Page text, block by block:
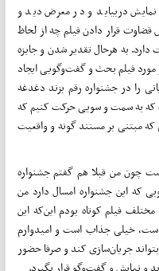
دربیاید و در معرض دید و
قرار دادن فیلم چه از لحاظ
به هرحال تقدیر شدن و جایزه
فیلم بحث و گفت‌وگویی ایجاد
را در جشنواره رقم بزند دغدغه
که به سمت و سویی حرکت کنیم که
مبتنی بر مستند گونه و واقعیت
چون من قبلا هم گفتم جشنواره
که این جشنواره امسال دارد من
فیلم کوتاه بودم این‌که این
خیلی جذاب است و امیدوارم
جریان‌سازی کند و صرفا حضور
و نمایش و گفت‌وگو قرار بگیرد.